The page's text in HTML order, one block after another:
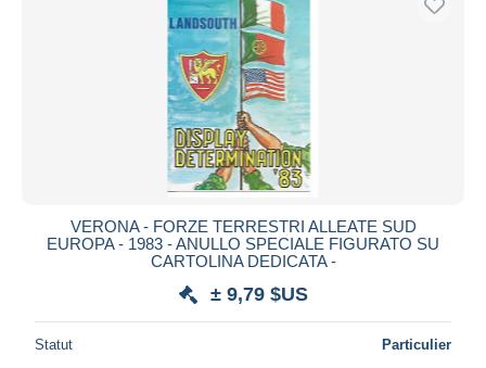
VERONA - FORZE TERRESTRI ALLEATE SUD
EUROPA - 1983 - ANULLO SPECIALE FIGURATO SU
CARTOLINA DEDICATA -
± 9,79 $US
Statut Particulier